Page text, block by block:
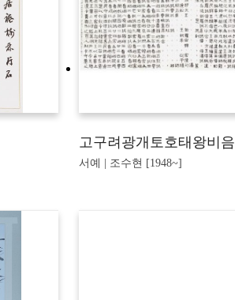
고구려광개토호태왕비음
서예 | 조수현 [1948~]